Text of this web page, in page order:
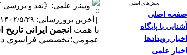
بخش‌های اصلی
صفحه اصلی
آشنایی با پایگاه
اخبار رویدادها
اخبار علمی
وبینار علمی:《نقد و بررسی
| آخرین بروزرسانی: ۱۴۰۲/۵/۲۹ |
با همت انجمن ایرانی
عمومی؛تخصصی فراسوی